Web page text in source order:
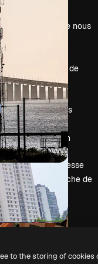
À propos de nous
Tendances de
recherche
Blog
Événements
Slidesgo
Vendre mon
contenu
Salle de presse
À la recherche de
magnific.ai
to the storing of